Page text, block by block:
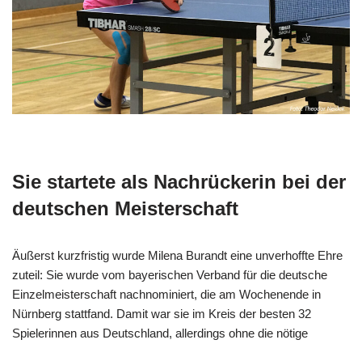
Sie startete als Nachrückerin bei der
deutschen Meisterschaft
Äußerst kurzfristig wurde Milena Burandt eine unverhoffte Ehre
zuteil: Sie wurde vom bayerischen Verband für die deutsche
Einzelmeisterschaft nachnominiert, die am Wochenende in
Nürnberg stattfand. Damit war sie im Kreis der besten 32
Spielerinnen aus Deutschland, allerdings ohne die nötige